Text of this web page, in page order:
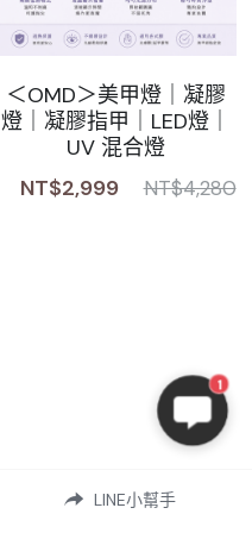
＜OMD＞美甲燈｜凝膠
燈｜凝膠指甲｜LED燈｜
UV 混合燈
NT$2,999
NT$4,280
LINE小幫手
1